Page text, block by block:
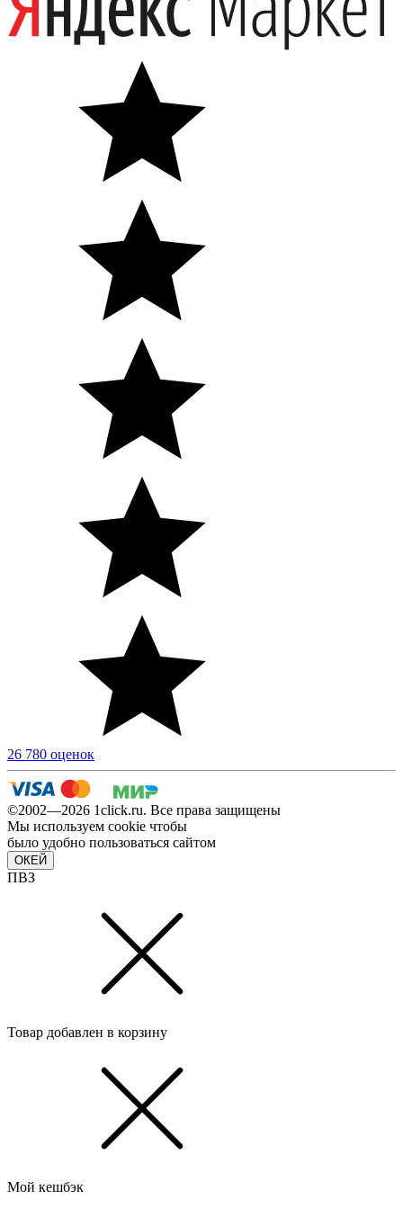
26 780 оценок
©2002—2026 1сlick.ru. Все права защищены
Мы используем cookie чтобы
было удобно пользоваться сайтом
ОКЕЙ
ПВЗ
Товар добавлен в корзину
Мой кешбэк